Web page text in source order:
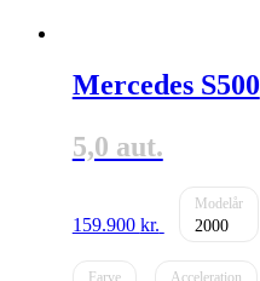
Mercedes S500
5,0 aut.
159.900 kr. 2000